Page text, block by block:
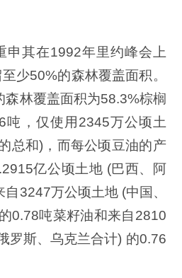
申其在1992年里约峰会上
少50%的森林覆盖面积。
森林覆盖面积为58.3%棕榈
吨，仅使用2345万公顷土
总和)，而每公顷豆油的产
亿公顷土地 (巴西、阿
3247万公顷土地 (中国、
0.78吨菜籽油和来自2810
罗斯、乌克兰合计) 的0.76